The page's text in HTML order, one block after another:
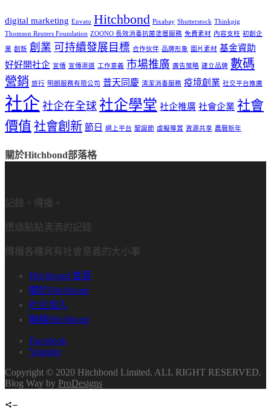
digital marketing Envato Hitchbond Pixabay Shutterstock Thinkpig
Thomson Reuters Foundation ZOONO 長效消毒抗菌塗層服務 免費素材 內容支柱 初創企
業 創新 創業 可持續發展目標 合作伙伴 品牌形象 圖片素材 基金資助
好好開社企 宣傳 宣傳渠道 工作意義 市場推廣 廣告策略 建立品牌 數碼
營銷 旅行 明朗服務有限公司 普天同慶 清潔消毒服務 疫境創業 社交平台推廣
社企 社企在全球 社企學堂 社企推廣 社會企業 社會
價值 社會創新 節日 網上平台 聖誕節 虛擬導賞 資源共享 農曆新年
關於Hitchbond部落格
記錄。傳播。
透過點點滴滴的記錄
傳播各種具有社會意義的大小事
Hitchbond 首頁
關於Hitchbond
社企加入
聯絡Hitchbond
Facebook
Youtube
Copyright © 2020 Hitchbond Limited. ALL RIGHT RESERVED.
Blog Way by ProDesigns